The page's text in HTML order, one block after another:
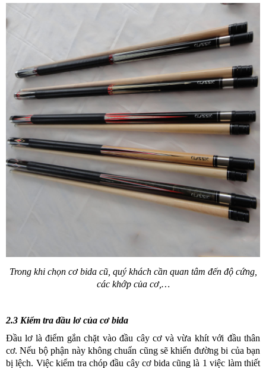
Trong khi chọn cơ bida cũ, quý khách cần quan tâm đến độ cứng,
các khớp của cơ,…
2.3 Kiểm tra đầu lơ của cơ bida
Đầu lơ là điểm gắn chặt vào đầu cây cơ và vừa khít với đầu thân
cơ. Nếu bộ phận này không chuẩn cũng sẽ khiến đường bi của bạn
bị lệch. Việc kiểm tra chóp đầu cây cơ bida cũng là 1 việc làm thiết